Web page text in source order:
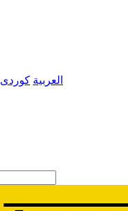
العربیة کوردی